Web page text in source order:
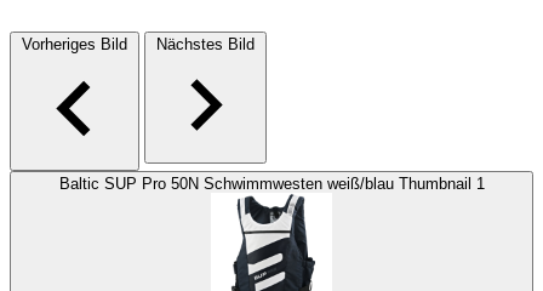
Vorheriges Bild Nächstes Bild
Baltic SUP Pro 50N Schwimmwesten weiß/blau Thumbnail 1